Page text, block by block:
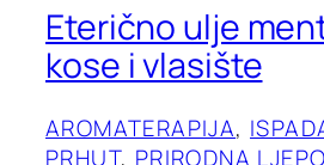
Eterično ulje
kose i vlasište
AROMATERAPIJA,
PRHUT, PRIRODNA